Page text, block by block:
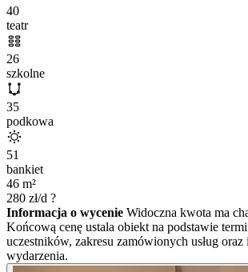
40
teatr
26
szkolne
35
podkowa
51
bankiet
46 m²
280 zł/d ?
Informacja o wycenie Widoczna kwota ma
Końcową cenę ustala obiekt na podstawie
uczestników, zakresu zamówionych usług oraz
wydarzenia.